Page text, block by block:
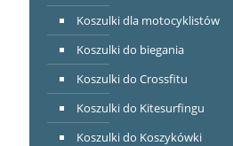
Koszulki dla motocyklistów
Koszulki do biegania
Koszulki do Crossfitu
Koszulki do Kitesurfingu
Koszulki do Koszykówki